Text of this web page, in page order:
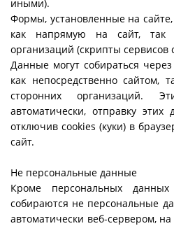
иными).
Формы, установленные на
как напрямую на сайт,
организаций (скрипты сервисов
Данные могут собираться
как непосредственно сайтом,
сторонних организаций.
автоматически, отправку
отключив cookies (куки) в
сайт.
Не персональные данные
Кроме персональных
собираются не персональные
автоматически веб-сервером,